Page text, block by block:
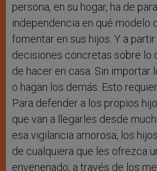
persona, en su hogar, ha de
independencia en qué modelo
fomentar en sus hijos. Y a
decisiones concretas sobre lo
de hacer en casa. Sin importar
o hagan los demás. Esto
Para defender a los propios
que van a llegarles desde
esa vigilancia amorosa, los
de cualquiera que les ofrezca
envenenado, a través de los